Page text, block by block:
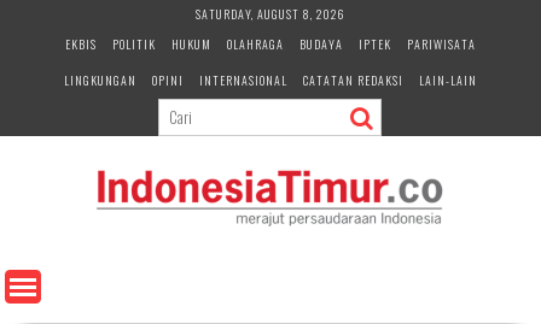
e
n
SATURDAY, AUGUST 8, 2026
EKBIS
POLITIK HUKUM OLAHRAGA BUDAYA IPTEK
PARIWISATA
LINGKUNGAN
OPINI INTERNASIONAL CATATAN REDAKSI LAIN-LAIN